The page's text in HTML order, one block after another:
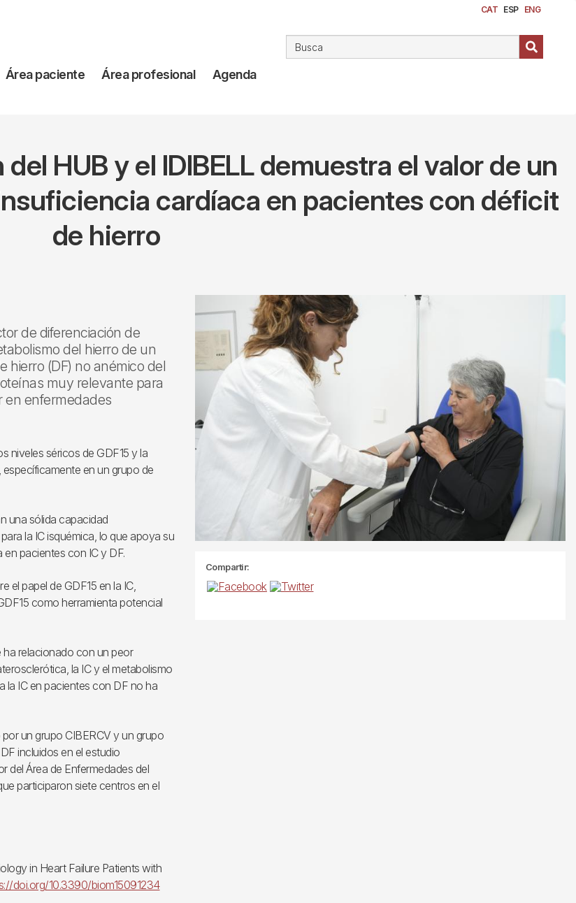
CAT ESP ENG
Área paciente Área profesional Agenda
HUB y el IDIBELL demuestra el valor de un
cardíaca en pacientes con déficit
de hierro
de diferenciación de
del hierro de un
hierro (DF) no anémico del
muy relevante para
en enfermedades
niveles séricos de GDF15 y la
en un grupo de
una sólida capacidad
la IC isquémica, lo que apoya su
pacientes con IC y DF.
el papel de GDF15 en la IC,
como herramienta potencial
ha relacionado con un peor
la IC y el metabolismo
la IC en pacientes con DF no ha
un grupo CIBERCV y un grupo
incluidos en el estudio
del Área de Enfermedades del
participaron siete centros en el
in Heart Failure Patients with
doi.org/10.3390/biom15091234
Compartir: